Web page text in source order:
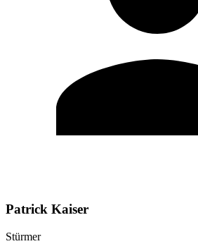
Patrick Kaiser
Stürmer